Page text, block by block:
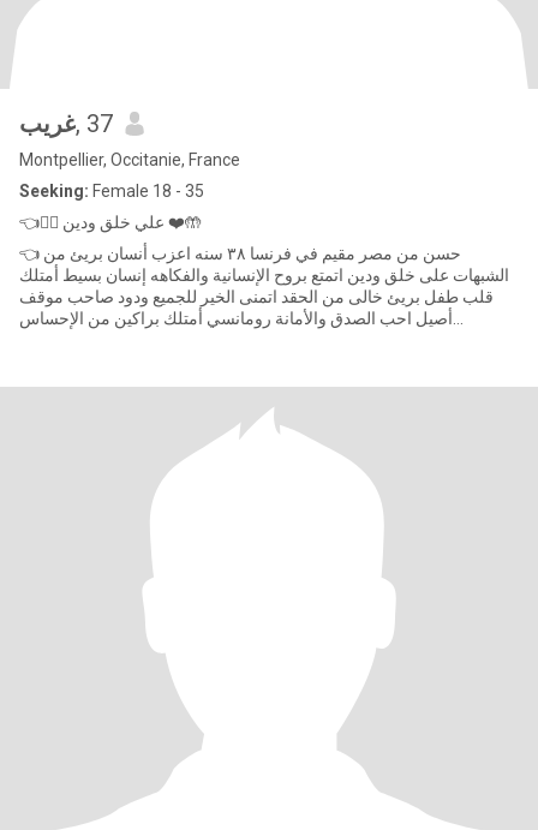
غريب, 37
Montpellier, Occitanie, France
Seeking: Female 18 - 35
👈👰‍♀️ علي خلق ودين ❤️🤲
👈 حسن من مصر مقيم في فرنسا ٣٨ سنه اعزب أنسان بريئ من
الشبهات على خلق ودين اتمتع بروح الإنسانية والفكاهه إنسان بسيط أمتلك
قلب طفل بريئ خالى من الحقد اتمنى الخير للجميع ودود صاحب موقف
أصيل احب الصدق والأمانة رومانسي أمتلك براكين من الإحساس